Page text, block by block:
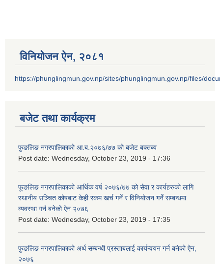
विनियोजन ऐन‚ २०८१
https://phunglingmun.gov.np/sites/phunglingmun.gov.np/files/
बजेट तथा कार्यक्रम
फुङलिङ नगरपालिकाको आ.ब.२०७६/७७ को बजेट बक्तब्य
Post date: Wednesday, October 23, 2019 - 17:36
फूङलिङ नगरपालिकाको आर्थिक वर्ष २०७६/७७ को सेवा र कार्यहरुको लागि
स्थानीय सञ्चित कोषबाट केही रकम खर्च गर्ने र विनियोजन गर्ने सम्बन्धमा
व्यवस्था गर्न बनेको ऐन २०७६
Post date: Wednesday, October 23, 2019 - 17:35
फुङलिङ नगरपालिकाको अर्थ सम्बन्धी प्रस्ताबलाई कार्यन्वयन गर्न बनेको ऐन‚
२०७६